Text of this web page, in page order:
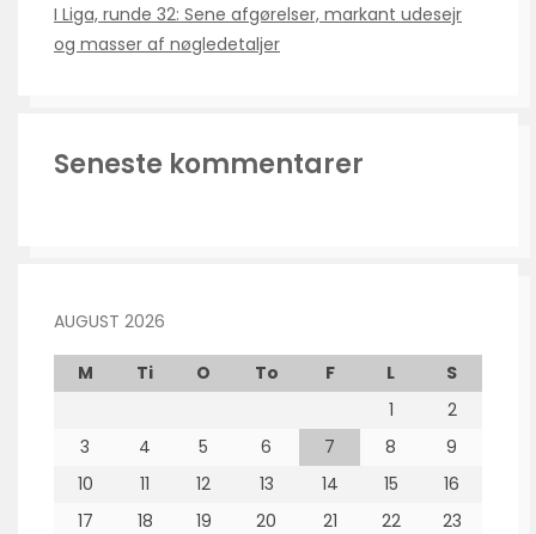
I Liga, runde 32: Sene afgørelser, markant udesejr
og masser af nøgledetaljer
Seneste kommentarer
AUGUST 2026
M Ti O To F L
S
1
2
3
4 5 6 7 8
9
10
11 12 13 14 15
16
17
18 19 20 21 22
23